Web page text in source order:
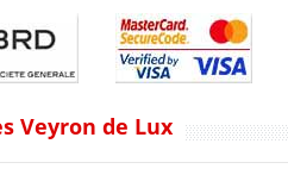
Veyron de Lux